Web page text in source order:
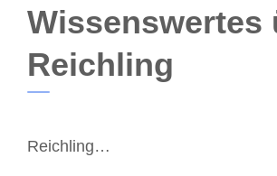
Wissenswertes
Reichling
Reichling…